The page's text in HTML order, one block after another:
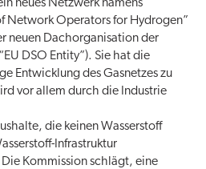
neues Netzwerk namens
Network Operators for Hydrogen”
neuen Dachorganisation der
DSO Entity”). Sie hat die
Entwicklung des Gasnetzes zu
vor allem durch die Industrie
die keinen Wasserstoff
Infrastruktur
Kommission schlägt, eine